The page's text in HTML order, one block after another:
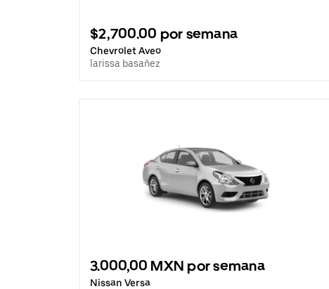
$2,700.00 por semana
Chevrolet Aveo
larissa basañez
3.000,00 MXN por semana
Nissan Versa